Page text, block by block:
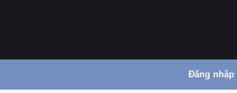
Đăng nhập